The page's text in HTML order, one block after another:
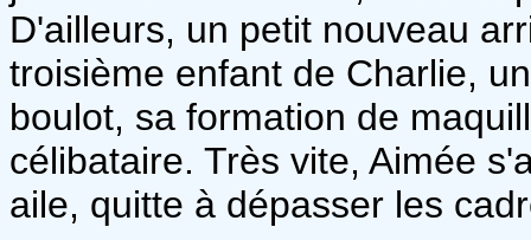
D'ailleurs, un petit nouveau
troisième enfant de Charlie,
boulot, sa formation de
célibataire. Très vite, Aimée
aile, quitte à dépasser les